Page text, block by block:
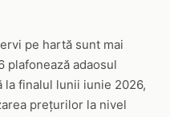
pe hartă sunt mai
plafonează adaosul
finalul lunii iunie 2026,
prețurilor la nivel